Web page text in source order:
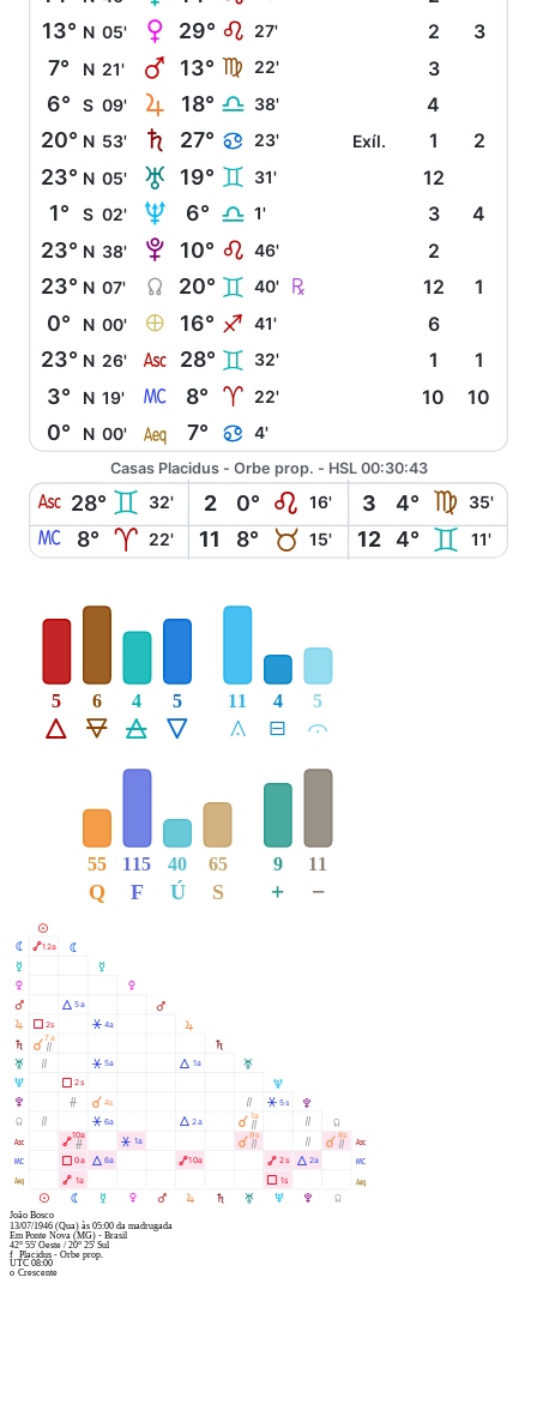
13° N 05' P 29° E 27' 2 3
7° N 21' Q 13° F 22' 3
6° S 09' R 18° G 38' 4
20° N 53' S 27° D 23' Exíl. 1 2
23° N 05' T 19° C 31' 12
1° S 02' U 6° G 1' 3 4
23° N 38' V 10° E 46' 2
23° N 07' Y 20° C 40' Ç 12 1
0° N 00' È 16° I 41' 6
23° N 26' W 28° C 32' 1 1
3° N 19' X 8° A 22' 10 10
0° N 00' l 7° D 4'
Casas Placidus - Orbe prop. - HSL 00:30:43
W 28° C 32' 2 0° E 16' 3 4° F 35'
X 8° A 22' 11 8° B 15' 12 4° C 11'
Á
5
Ë
6
Ô
4
Ê
5
Å
11
É
4
Ă
5
Q
55
F
115
Ú
40
S
65
+
9
−
11
M
M
N
N
N
O
O
O
P
P
P
Q
Q
Q
R
R
R
S
S
S
T
T
T
U
U
U
V
V
V
Y
Y
Y
W
W
X
X
l
l
Ä12a
Ã 2s
À Ò
7a
Ò
Ò
Á 5a
Ã 2s
Ó
Ä 1a
Ä Ó
10a
Ã 0a
Â 4a
Â 5a
À 4s
Â 6a
Á 6a
Â 1a
Á 1a
Á 2a
Ä10a
Ò
À Ò
1a
À Ò
9s
Â 5s
1s
Ä 2s
Ò
Ò
Á 2a
À Ò
8s
João Bosco
13/07/1946 (Qua) às 05:00 da madrugada
EmPonte Nova (MG) - Brasil
42° 55' Oeste /20° 25' Sul
f Placidus - Orbe prop.
UTC 08:00
Crescente
o